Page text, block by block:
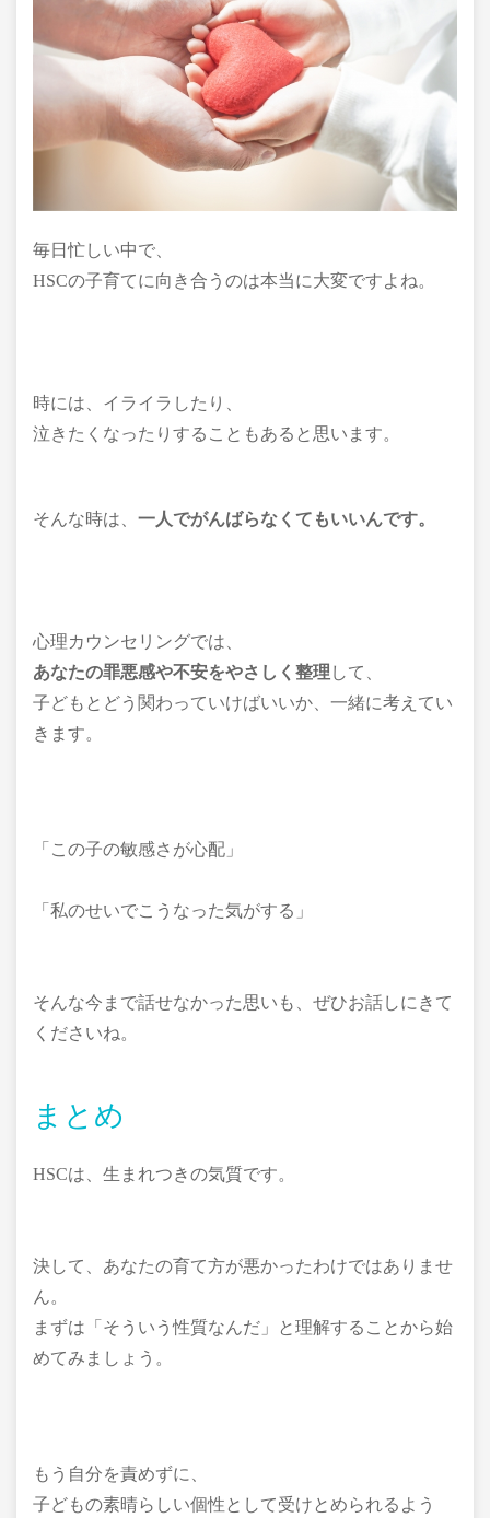
毎日忙しい中で、
HSCの子育てに向き合うのは本当に大変ですよね。
時には、イライラしたり、
泣きたくなったりすることもあると思います。
そんな時は、 一人でがんばらなくてもいいんです。
心理カウンセリングでは、
あなたの罪悪感や不安をやさしく整理 して、
子どもとどう関わっていけばいいか、一緒に考えてい
きます。
「この子の敏感さが心配」
「私のせいでこうなった気がする」
そんな今まで話せなかった思いも、ぜひお話しにきて
くださいね。
まとめ
HSCは、生まれつきの気質です。
決して、あなたの育て方が悪かったわけではありませ
ん。
まずは「そういう性質なんだ」と理解することから始
めてみましょう。
もう自分を責めずに、
子どもの素晴らしい個性として受けとめられるよう